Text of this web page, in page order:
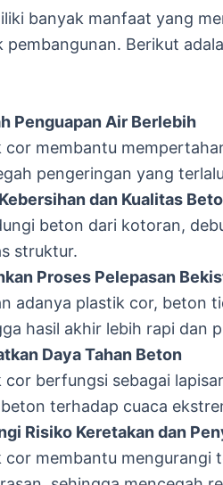
banyak manfaat yang
pembangunan. Berikut
Penguapan Air Berlebih
cor membantu
pengeringan yang
dan Kualitas
beton dari kotoran,
struktur.
Proses Pelepasan
adanya plastik cor, beton
hasil akhir lebih rapi dan
Daya Tahan Beton
cor berfungsi sebagai
terhadap cuaca
Risiko Keretakan dan
cor membantu mengurangi